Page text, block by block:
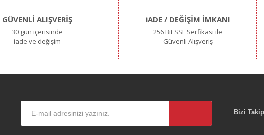
Gönder
GÜVENLİ ALIŞVERİŞ
30 gün içerisinde
iade ve değişim
iADE / DEĞİŞİM İMKANI
256 Bit SSL Serfikası ile
Güvenli Alışveriş
Bizi